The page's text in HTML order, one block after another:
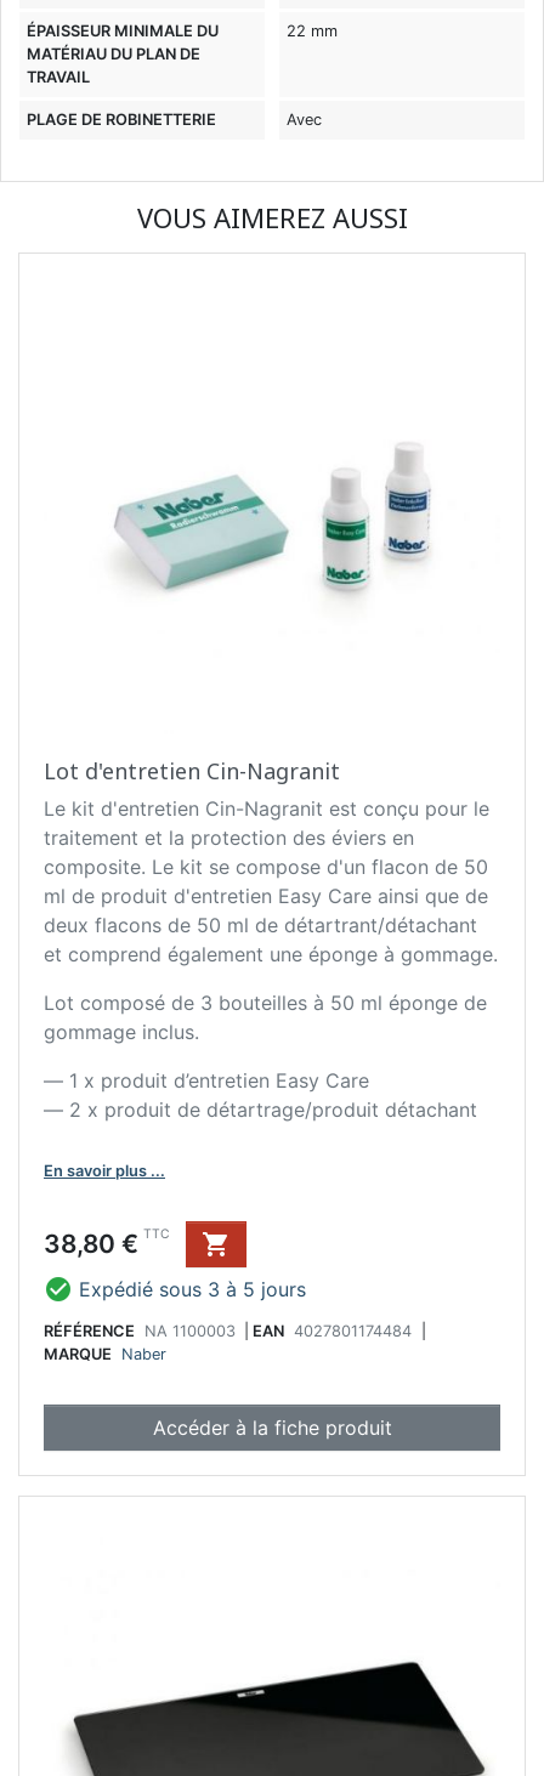
ÉPAISSEUR MINIMALE DU
MATÉRIAU DU PLAN DE
TRAVAIL
22 mm
PLAGE DE ROBINETTERIE Avec
VOUS AIMEREZ AUSSI
Lot d'entretien Cin-Nagranit
Le kit d'entretien Cin-Nagranit est conçu pour le
traitement et la protection des éviers en
composite. Le kit se compose d'un flacon de 50
ml de produit d'entretien Easy Care ainsi que de
deux flacons de 50 ml de détartrant/détachant
et comprend également une éponge à gommage.
Lot composé de 3 bouteilles à 50 ml éponge de
gommage inclus.
— 1 x produit d’entretien Easy Care
— 2 x produit de détartrage/produit détachant
En savoir plus ...
Prix
38,80 € TTC

 Expédié sous 3 à 5 jours
RÉFÉRENCE NA 1100003 EAN 4027801174484
MARQUE
Naber
Accéder à la fiche produit